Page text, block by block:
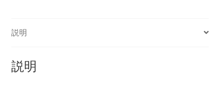
説明
説明